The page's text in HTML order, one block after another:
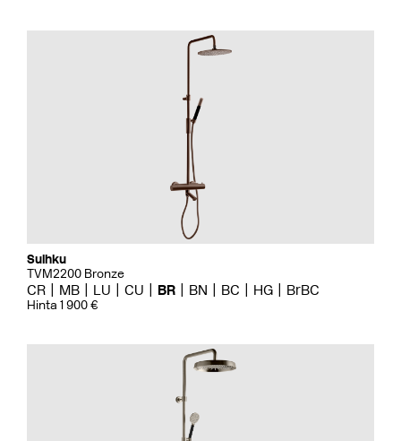
Suihku
TVM2200 Bronze
CR MB LU CU BR BN BC HG BrBC
Hinta 1 900 €